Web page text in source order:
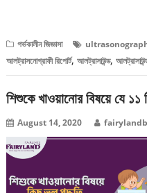
গর্ভকালীন জিজ্ঞাসা
আলট্রাসনোগ্রাফী রিপোর্ট,আলট্রাসাউন্ড,
শিশুকে খাওয়ানোর বিষয়ে যে ১১
August 14, 2020